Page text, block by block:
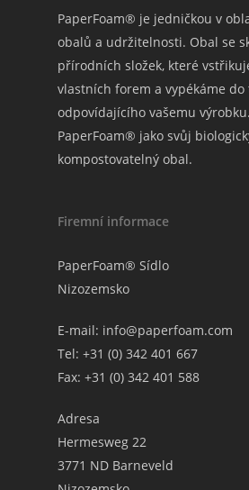
PaperFoam® je jedničkou v
obalů a udržitelnosti. Obal se
přírodních složek, které
vlastních forem a vypékáme do
odpovídajícího vašemu
PaperFoam® jako svůj
kompostovatelný obal.
Firemní informace
PaperFoam® Sídlo
Nizozemsko
E-mail: info@paperfoam.com
Tel: +31 (0) 342 401 667
Fax: +31 (0) 342 401 588
Adresa
Hermesweg 22
3771 ND Barneveld